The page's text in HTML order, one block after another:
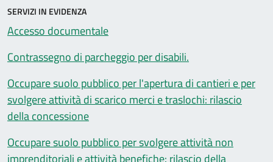
SERVIZI IN EVIDENZA
Accesso documentale
Contrassegno di parcheggio per disabili.
Occupare suolo pubblico per l'apertura di cantieri e per
svolgere attività di scarico merci e traslochi: rilascio
della concessione
Occupare suolo pubblico per svolgere attività non
imprenditoriali e attività benefiche: rilascio della